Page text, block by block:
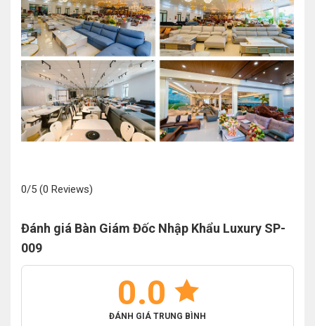
0/5 (0 Reviews)
Đánh giá Bàn Giám Đốc Nhập Khẩu Luxury SP-
009
0.0
ĐÁNH GIÁ TRUNG BÌNH